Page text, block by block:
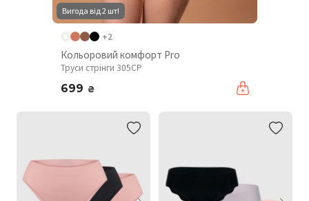
Вигода від 2 шт!
+2
Кольоровий комфорт Pro
Труси стрінги 305CP
699 ₴